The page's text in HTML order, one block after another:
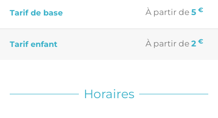
Tarif de base À partir de 5 €
Tarif enfant À partir de 2 €
Horaires